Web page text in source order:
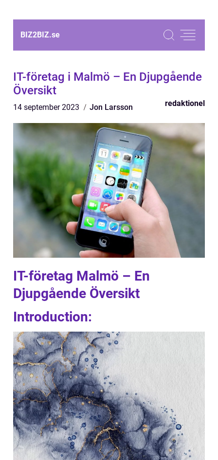
BIZ2BIZ.se
IT-företag i Malmö – En Djupgående
Översikt
14 september 2023 Jon Larsson redaktionel
IT-företag Malmö – En
Djupgående Översikt
Introduction: